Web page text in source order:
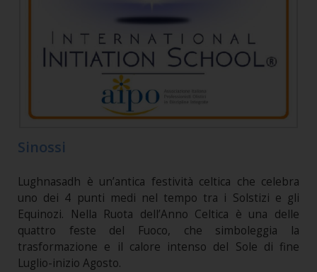
Sinossi
Lughnasadh è un’antica festività celtica che celebra
uno dei 4 punti medi nel tempo tra i Solstizi e gli
Equinozi. Nella Ruota dell’Anno Celtica è una delle
quattro feste del Fuoco, che simboleggia la
trasformazione e il calore intenso del Sole di fine
Luglio-inizio Agosto.